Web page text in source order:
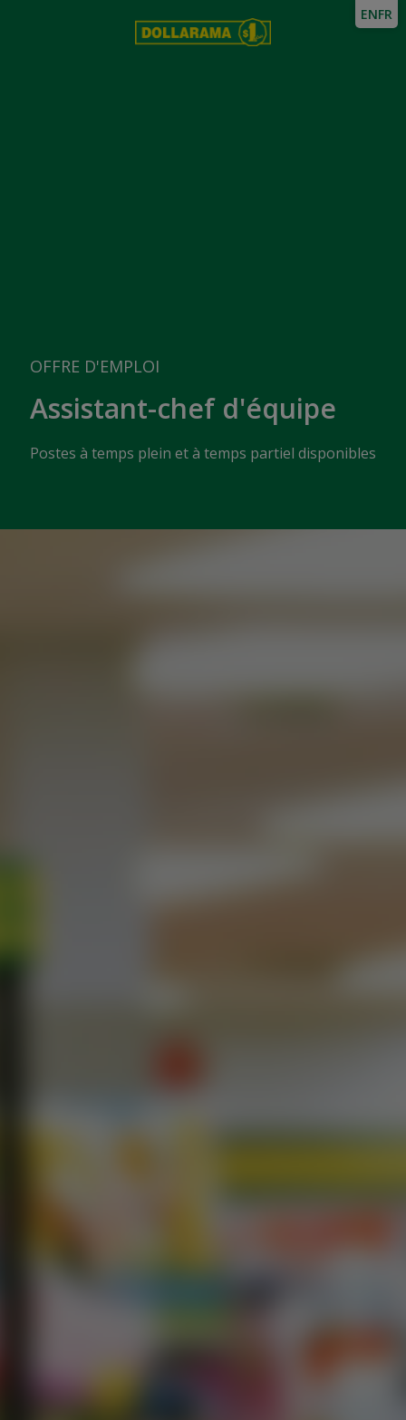
OFFRE D'EMPLOI
Assistant-chef d'équipe
Postes à temps plein et à temps partiel disponibles
ENFR